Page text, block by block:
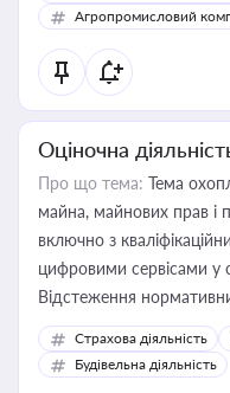
Агропромисловий
Оціночна
Про що тема: Тема
майна, майнових прав і
включно з
цифровими сервісами у
Відстеження
корисне для власника
бухгалтера під час
державного майна,
Страхова діяльність
Будівельна діяльність